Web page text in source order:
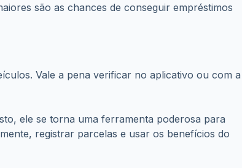
registrar parcelas e usar os benefícios do